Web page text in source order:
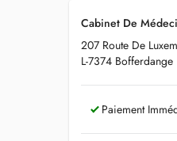
Cabinet De
207 Route De
L-7374 Bofferdange
Paiement